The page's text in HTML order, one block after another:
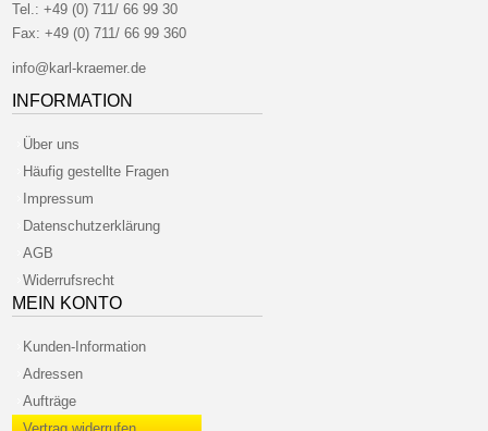
Tel.:+49 (0) 711/ 66 99 30
Fax: +49 (0) 711/ 66 99 360
info@karl-kraemer.de
INFORMATION
Über uns
Häufig gestellte Fragen
Impressum
Datenschutzerklärung
AGB
Widerrufsrecht
MEIN KONTO
Kunden-Information
Adressen
Aufträge